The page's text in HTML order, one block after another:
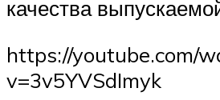
качества
https://youtube.com/
v=3v5YVSdImyk